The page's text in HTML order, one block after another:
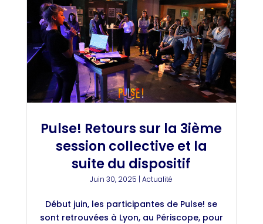
Pulse! Retours sur la 3ième
session collective et la
suite du dispositif
Juin 30, 2025 |Actualité
Début juin, les participantes de Pulse! se
sont retrouvées à Lyon, au Périscope, pour